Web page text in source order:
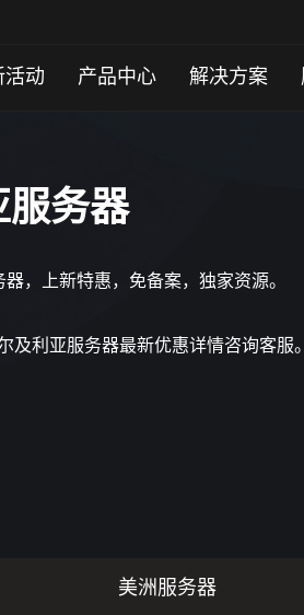
活动 产品中心 解决方案
服务器
，上新特惠，免备案，独家资源。
及利亚服务器最新优惠详情咨询客服
美洲服务器